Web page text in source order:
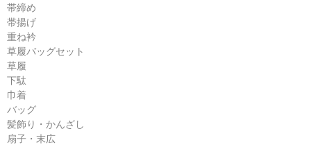
帯締め
帯揚げ
重ね衿
草履バッグセット
草履
下駄
巾着
バッグ
髪飾り・かんざし
扇子・末広